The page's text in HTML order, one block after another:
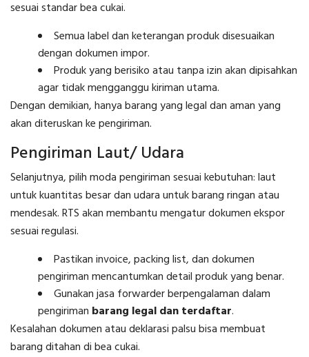
sesuai standar bea cukai.
Semua label dan keterangan produk disesuaikan
dengan dokumen impor.
Produk yang berisiko atau tanpa izin akan dipisahkan
agar tidak mengganggu kiriman utama.
Dengan demikian, hanya barang yang legal dan aman yang
akan diteruskan ke pengiriman.
Pengiriman Laut/ Udara
Selanjutnya, pilih moda pengiriman sesuai kebutuhan: laut
untuk kuantitas besar dan udara untuk barang ringan atau
mendesak. RTS akan membantu mengatur dokumen ekspor
sesuai regulasi.
Pastikan invoice, packing list, dan dokumen
pengiriman mencantumkan detail produk yang benar.
Gunakan jasa forwarder berpengalaman dalam
pengiriman barang legal dan terdaftar.
Kesalahan dokumen atau deklarasi palsu bisa membuat
barang ditahan di bea cukai.